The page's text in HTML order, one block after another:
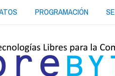
PROGRAMACIÓN